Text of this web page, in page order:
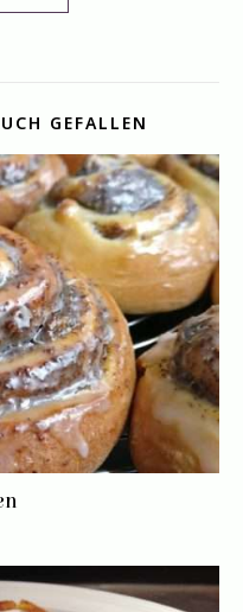
GEFALLEN